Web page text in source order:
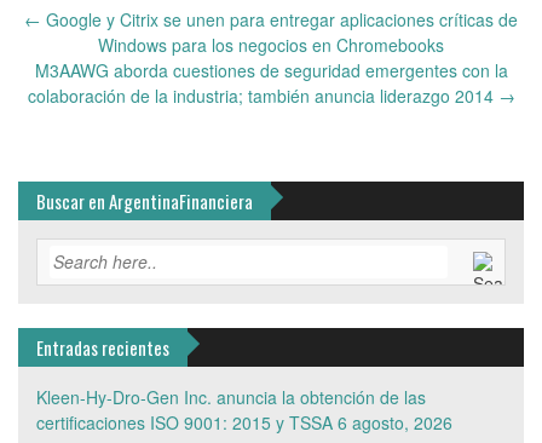
Post
navigation
← Google y Citrix se unen para entregar aplicaciones críticas de
Windows para los negocios en Chromebooks
M3AAWG aborda cuestiones de seguridad emergentes con la
colaboración de la industria; también anuncia liderazgo 2014 →
Buscar en ArgentinaFinanciera
Entradas recientes
Kleen-Hy-Dro-Gen Inc. anuncia la obtención de las
certificaciones ISO 9001: 2015 y TSSA 6 agosto, 2026